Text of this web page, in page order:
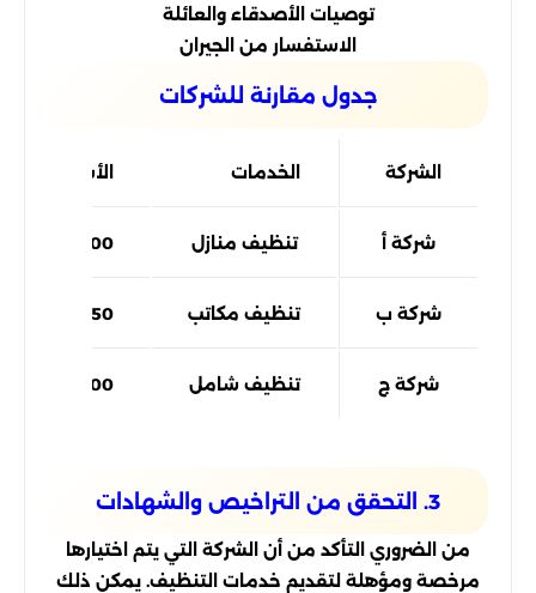
توصيات الأصدقاء والعائلة
الاستفسار من الجيران
جدول مقارنة للشركات
الشركة الخدمات الأسعار
شركة أ تنظيف منازل 300 ريال
شركة ب تنظيف مكاتب 250 ريال
شركة ج تنظيف شامل 200 ريال
3. التحقق من التراخيص والشهادات
من الضروري التأكد من أن الشركة التي يتم اختيارها
مرخصة ومؤهلة لتقديم خدمات التنظيف. يمكن ذلك